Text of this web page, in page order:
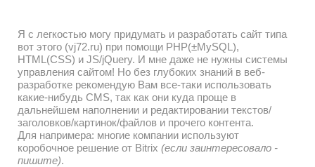
Я с легкостью могу придумать и разработать сайт типа
вот этого (vj72.ru) при помощи PHP(±MySQL),
HTML(CSS) и JS/jQuery. И мне даже не нужны системы
управления сайтом! Но без глубоких знаний в веб-
разработке рекомендую Вам все-таки использовать
какие-нибудь CMS, так как они куда проще в
дальнейшем наполнении и редактировании текстов/
заголовков/картинок/файлов и прочего контента.
Для напримера: многие компании используют
коробочное решение от Bitrix (если заинтересовало -
пишите).